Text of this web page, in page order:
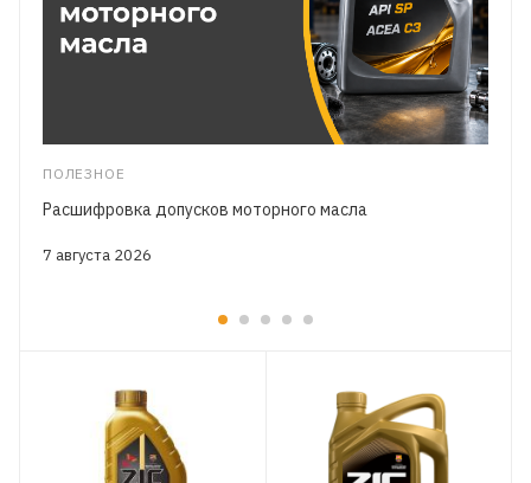
ПОЛЕЗНОЕ
7 августа 2026
Расшифровка допусков моторного масла